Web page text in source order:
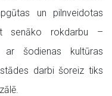
un pilnveidotas
senāko rokdarbu –
ar šodienas kultūras
darbi šoreiz tiks